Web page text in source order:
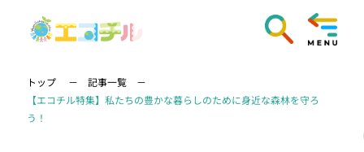
トップ
記事一覧
【エコチル特集】私たちの豊かな暮らしのために身近な森林を守ろ
う！